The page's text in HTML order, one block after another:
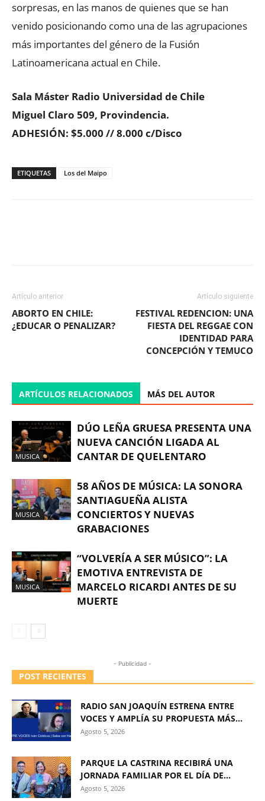
sorpresas, en las manos de quienes que se han
venido posicionando como una de las agrupaciones
más importantes del género de la Fusión
Latinoamericana actual en Chile.
Sala Máster Radio Universidad de Chile
Miguel Claro 509, Provindencia.
ADHESIÓN: $5.000 // 8.000 c/Disco
ETIQUETAS Los del Maipo
Artículo anterior
ABORTO EN CHILE:
¿EDUCAR O PENALIZAR?
Artículo siguiente
FESTIVAL REDENCION: UNA
FIESTA DEL REGGAE CON
IDENTIDAD PARA
CONCEPCIÓN Y TEMUCO
ARTÍCULOS RELACIONADOS MÁS DEL AUTOR
MUSICA
DÚO LEÑA GRUESA PRESENTA UNA
NUEVA CANCIÓN LIGADA AL
CANTAR DE QUELENTARO
MUSICA
58 AÑOS DE MÚSICA: LA SONORA
SANTIAGUEÑA ALISTA
CONCIERTOS Y NUEVAS
GRABACIONES
MUSICA
“VOLVERÍA A SER MÚSICO”: LA
EMOTIVA ENTREVISTA DE
MARCELO RICARDI ANTES DE SU
MUERTE
- Publicidad -
POST RECIENTES
RADIO SAN JOAQUÍN ESTRENA ENTRE
VOCES Y AMPLÍA SU PROPUESTA MÁS...
Agosto 5, 2026
PARQUE LA CASTRINA RECIBIRÁ UNA
JORNADA FAMILIAR POR EL DÍA DE...
Agosto 5, 2026